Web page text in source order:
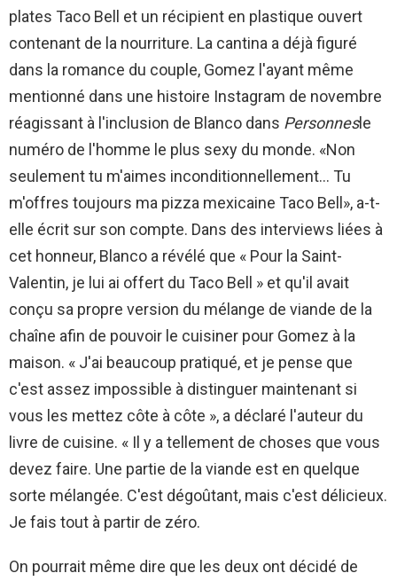
plates Taco Bell et un récipient en plastique ouvert
contenant de la nourriture. La cantina a déjà figuré
dans la romance du couple, Gomez l'ayant même
mentionné dans une histoire Instagram de novembre
réagissant à l'inclusion de Blanco dans Personnesle
numéro de l'homme le plus sexy du monde. «Non
seulement tu m'aimes inconditionnellement… Tu
m'offres toujours ma pizza mexicaine Taco Bell», a-t-
elle écrit sur son compte. Dans des interviews liées à
cet honneur, Blanco a révélé que « Pour la Saint-
Valentin, je lui ai offert du Taco Bell » et qu'il avait
conçu sa propre version du mélange de viande de la
chaîne afin de pouvoir le cuisiner pour Gomez à la
maison. « J'ai beaucoup pratiqué, et je pense que
c'est assez impossible à distinguer maintenant si
vous les mettez côte à côte », a déclaré l'auteur du
livre de cuisine. « Il y a tellement de choses que vous
devez faire. Une partie de la viande est en quelque
sorte mélangée. C'est dégoûtant, mais c'est délicieux.
Je fais tout à partir de zéro.
On pourrait même dire que les deux ont décidé de